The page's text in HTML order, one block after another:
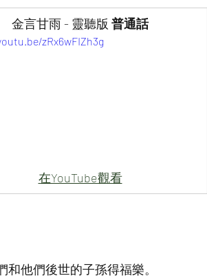
金言甘雨 - 靈聽版 普通話
zRx6wFIZh3g
在YouTube觀看
他們後世的子孫得福樂。